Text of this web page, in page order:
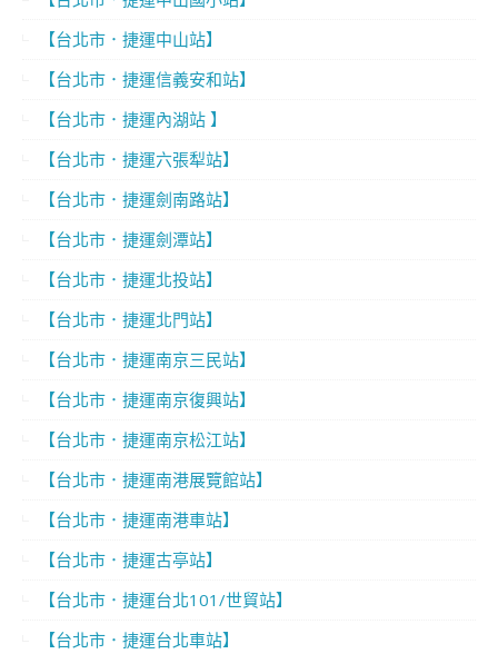
【台北市．捷運中山站】
【台北市．捷運信義安和站】
【台北市．捷運內湖站 】
【台北市．捷運六張犁站】
【台北市．捷運劍南路站】
【台北市．捷運劍潭站】
【台北市．捷運北投站】
【台北市．捷運北門站】
【台北市．捷運南京三民站】
【台北市．捷運南京復興站】
【台北市．捷運南京松江站】
【台北市．捷運南港展覽館站】
【台北市．捷運南港車站】
【台北市．捷運古亭站】
【台北市．捷運台北101/世貿站】
【台北市．捷運台北車站】